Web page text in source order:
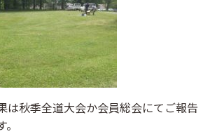
は秋季全道大会か会員総会にてご報告